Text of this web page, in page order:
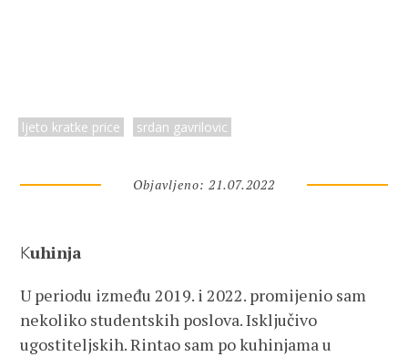
ljeto kratke price srdan gavrilovic
Objavljeno: 21.07.2022
Kuhinja
U periodu između 2019. i 2022. promijenio sam
nekoliko studentskih poslova. Isključivo
ugostiteljskih. Rintao sam po kuhinjama u